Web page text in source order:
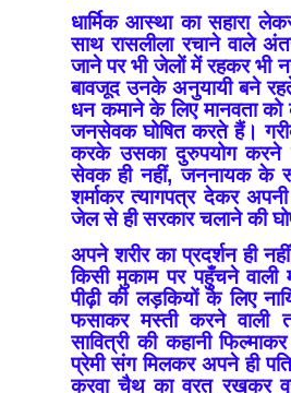
धार्मिक आस्था का सहारा
साथ रासलीला रचाने वाले
जाने पर भी जेलों में रहकर भी
बावजूद उनके अनुयायी बने
धन कमाने के लिए मानवता
जनसेवक घोषित करते हैं।
करके उसका दुरुपयोग करने
सेवक ही नहीं, जननायक के
शर्माकर त्यागपत्र देकर
जेल से ही सरकार चलाने की
अपने शरीर का प्रदर्शन ही
किसी मुकाम पर पहुँचने वाली
पीढ़ी की लड़कियों के लिए
फसाकर मस्ती करने वाली
सावित्री की कहानी
प्रेमी संग मिलकर अपने ही
करवा चैथ का व्रत रखकर